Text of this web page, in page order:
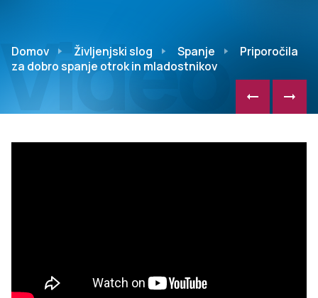
Video
Domov Življenjski slog Spanje
Priporočila
za dobro spanje otrok in mladostnikov